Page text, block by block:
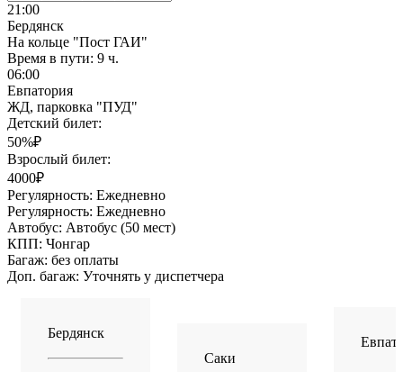
21:00
Бердянск
На кольце "Пост ГАИ"
Время в пути: 9 ч.
06:00
Евпатория
ЖД, парковка "ПУД"
Детский билет:
50%₽
Взрослый билет:
4000₽
Регулярность: Ежедневно
Регулярность: Ежедневно
Автобус: Автобус (50 мест)
КПП: Чонгар
Багаж: без оплаты
Доп. багаж: Уточнять у диспетчера
Бердянск
Саки